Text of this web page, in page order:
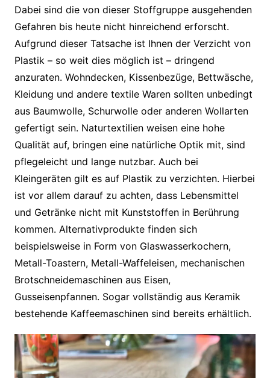
Dabei sind die von dieser Stoffgruppe ausgehenden
Gefahren bis heute nicht hinreichend erforscht.
Aufgrund dieser Tatsache ist Ihnen der Verzicht von
Plastik – so weit dies möglich ist – dringend
anzuraten. Wohndecken, Kissenbezüge, Bettwäsche,
Kleidung und andere textile Waren sollten unbedingt
aus Baumwolle, Schurwolle oder anderen Wollarten
gefertigt sein. Naturtextilien weisen eine hohe
Qualität auf, bringen eine natürliche Optik mit, sind
pflegeleicht und lange nutzbar. Auch bei
Kleingeräten gilt es auf Plastik zu verzichten. Hierbei
ist vor allem darauf zu achten, dass Lebensmittel
und Getränke nicht mit Kunststoffen in Berührung
kommen. Alternativprodukte finden sich
beispielsweise in Form von Glaswasserkochern,
Metall-Toastern, Metall-Waffeleisen, mechanischen
Brotschneidemaschinen aus Eisen,
Gusseisenpfannen. Sogar vollständig aus Keramik
bestehende Kaffeemaschinen sind bereits erhältlich.